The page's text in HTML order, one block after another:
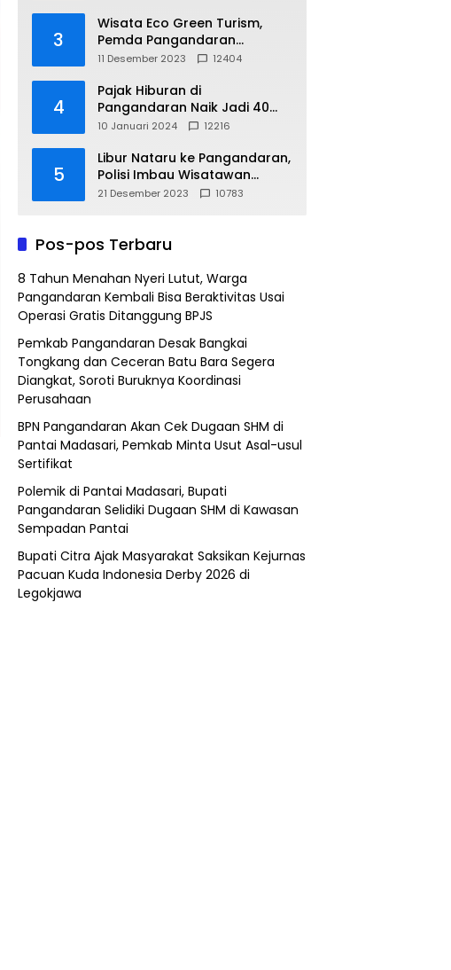
3
Wisata Eco Green Turism,
Pemda Pangandaran
Gandeng PLN
11 Desember 2023 12404
4
Pajak Hiburan di
Pangandaran Naik Jadi 40
Persen
10 Januari 2024 12216
5
Libur Nataru ke Pangandaran,
Polisi Imbau Wisatawan
Gunakan Jalur Arteri
21 Desember 2023 10783
Pos-pos Terbaru
8 Tahun Menahan Nyeri Lutut, Warga
Pangandaran Kembali Bisa Beraktivitas Usai
Operasi Gratis Ditanggung BPJS
Pemkab Pangandaran Desak Bangkai
Tongkang dan Ceceran Batu Bara Segera
Diangkat, Soroti Buruknya Koordinasi
Perusahaan
BPN Pangandaran Akan Cek Dugaan SHM di
Pantai Madasari, Pemkab Minta Usut Asal-usul
Sertifikat
Polemik di Pantai Madasari, Bupati
Pangandaran Selidiki Dugaan SHM di Kawasan
Sempadan Pantai
Bupati Citra Ajak Masyarakat Saksikan Kejurnas
Pacuan Kuda Indonesia Derby 2026 di
Legokjawa